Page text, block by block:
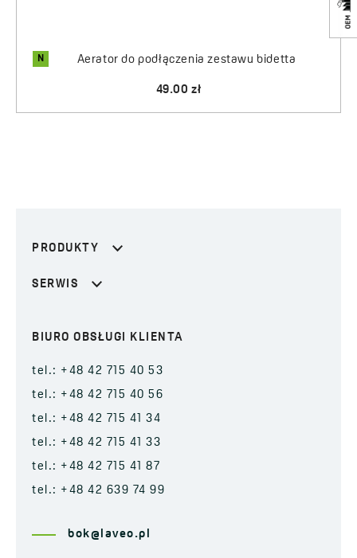
N Aerator do podłączenia zestawu bidetta
49.00 zł
PRODUKTY
SERWIS
BIURO OBSŁUGI KLIENTA
tel.: +48 42 715 40 53
tel.: +48 42 715 40 56
tel.: +48 42 715 41 34
tel.: +48 42 715 41 33
tel.: +48 42 715 41 87
tel.: +48 42 639 74 99
bok@laveo.pl